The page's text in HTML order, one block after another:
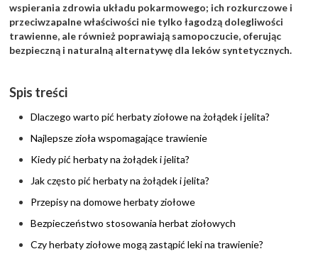
wspierania zdrowia układu pokarmowego; ich rozkurczowe i
przeciwzapalne właściwości nie tylko łagodzą dolegliwości
trawienne, ale również poprawiają samopoczucie, oferując
bezpieczną i naturalną alternatywę dla leków syntetycznych.
Spis treści
Dlaczego warto pić herbaty ziołowe na żołądek i jelita?
Najlepsze zioła wspomagające trawienie
Kiedy pić herbaty na żołądek i jelita?
Jak często pić herbaty na żołądek i jelita?
Przepisy na domowe herbaty ziołowe
Bezpieczeństwo stosowania herbat ziołowych
Czy herbaty ziołowe mogą zastąpić leki na trawienie?